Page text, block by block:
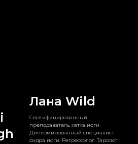
Лана Wild
Сертифицированный
преподаватель хатха йоги.
Дипломированный специалист
сидра йоги. Регрессолог. Таролог